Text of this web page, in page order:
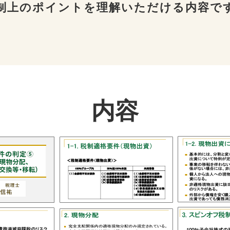
上のポイントを理解いただける内容で
内容